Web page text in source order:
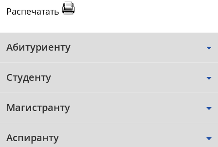
Распечатать
Абитуриенту
Студенту
Магистранту
Аспиранту